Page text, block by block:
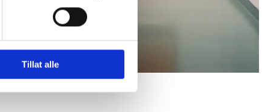
Tillat alle